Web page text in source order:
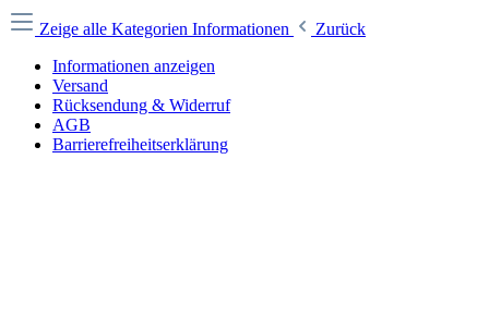
Zeige alle Kategorien Informationen
Zurück
Informationen anzeigen
Versand
Rücksendung & Widerruf
AGB
Barrierefreiheitserklärung